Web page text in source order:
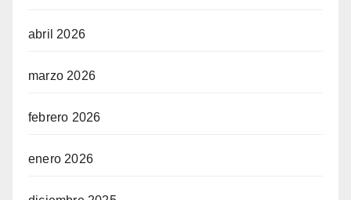
abril 2026
marzo 2026
febrero 2026
enero 2026